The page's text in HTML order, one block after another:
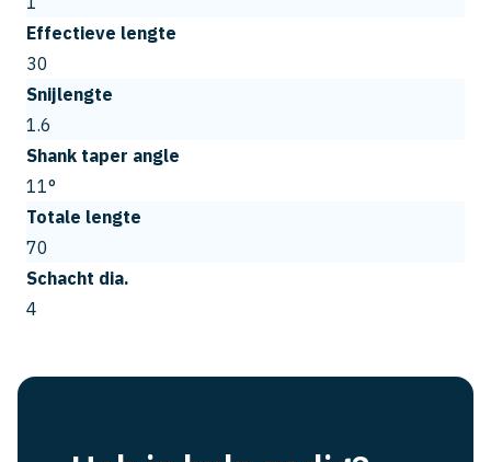
Effectieve lengte
30
Snijlengte
1.6
Shank taper angle
11°
Totale lengte
70
Schacht dia.
4